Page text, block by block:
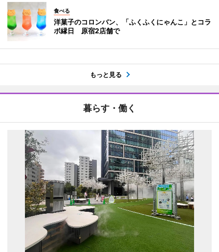
食べる
洋菓子のコロンバン、「ふくふくにゃんこ」とコラ
ボ縁日 原宿2店舗で
もっと見る
暮らす・働く